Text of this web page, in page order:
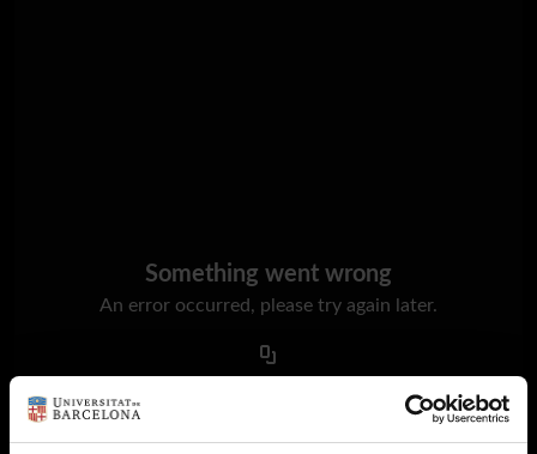
Something went wrong
An error occurred, please try again later.